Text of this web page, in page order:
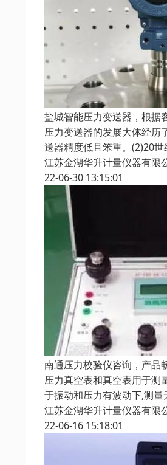
盐城智能压力变送器，根据
压力变送器的发展大体经历
送器精度低且笨重。(2)20
江苏金湖华升计量仪器有限
22-06-30 13:15:01
南通压力校验仪咨询，产品
压力真空表和真空表用于测
于振动和压力有波动下,测
江苏金湖华升计量仪器有限
22-06-16 15:18:01